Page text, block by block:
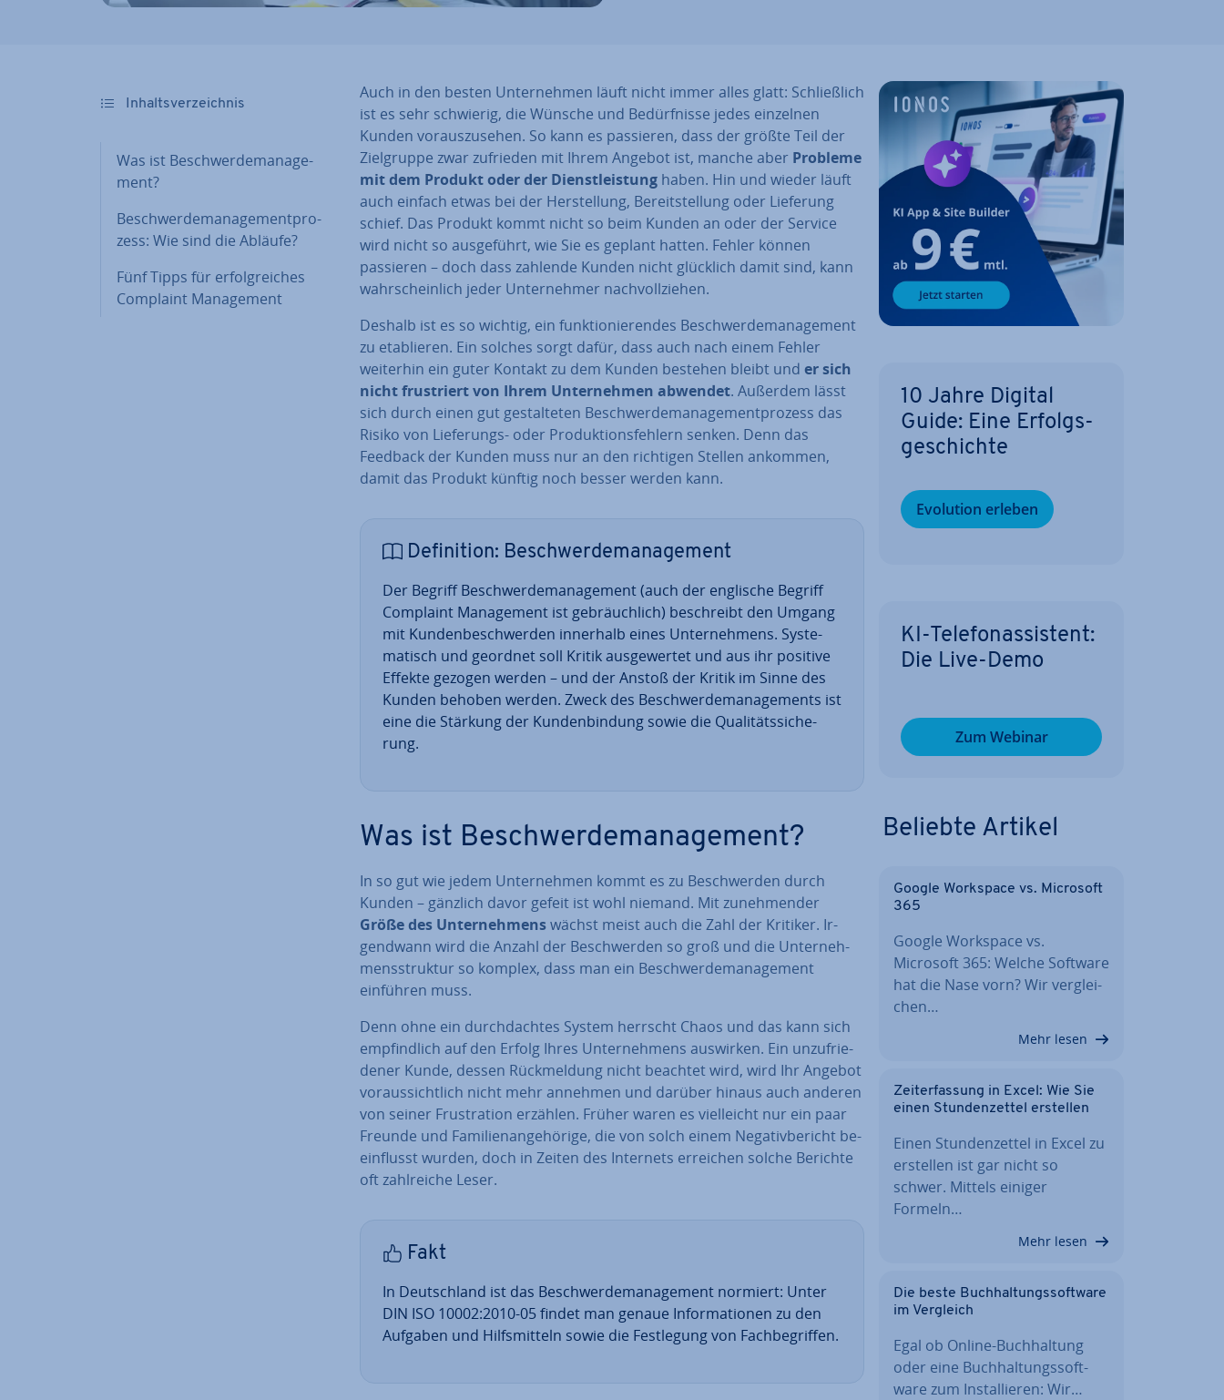
In­halts­ver­zeich­nis
Was ist Be­schwer­de­ma­nage­
ment?
Be­schwer­de­ma­nage­ment­pro­
zess: Wie sind die Abläufe?
Fünf Tipps für er­folg­rei­ches
Complaint Ma­nage­ment
Auch in den besten Un­ter­neh­men läuft nicht immer alles glatt: Schließ­lich
ist es sehr schwierig, die Wünsche und Be­dürf­nis­se jedes einzelnen
Kunden vor­aus­zu­se­hen. So kann es passieren, dass der größte Teil der
Ziel­grup­pe zwar zufrieden mit Ihrem Angebot ist, manche aber Probleme
mit dem Produkt oder der Dienst­leis­tung haben. Hin und wieder läuft
auch einfach etwas bei der Her­stel­lung, Be­reit­stel­lung oder Lieferung
schief. Das Produkt kommt nicht so beim Kunden an oder der Service
wird nicht so aus­ge­führt, wie Sie es geplant hatten. Fehler können
passieren – doch dass zahlende Kunden nicht glücklich damit sind, kann
wahr­schein­lich jeder Un­ter­neh­mer nach­voll­zie­hen.
Deshalb ist es so wichtig, ein funk­tio­nie­ren­des Be­schwer­de­ma­nage­ment
zu eta­blie­ren. Ein solches sorgt dafür, dass auch nach einem Fehler
weiterhin ein guter Kontakt zu dem Kunden bestehen bleibt und er sich
nicht frus­triert von Ihrem Un­ter­neh­men abwendet. Außerdem lässt
sich durch einen gut ge­stal­te­ten Be­schwer­de­ma­nage­ment­pro­zess das
Risiko von Lie­fe­rungs- oder Pro­duk­ti­ons­feh­lern senken. Denn das
Feedback der Kunden muss nur an den richtigen Stellen ankommen,
damit das Produkt künftig noch besser werden kann.
De­fi­ni­ti­on: Be­schwer­de­ma­nage­ment
Der Begriff Be­schwer­de­ma­nage­ment (auch der englische Begriff
Complaint Ma­nage­ment ist ge­bräuch­lich) be­schreibt den Umgang
mit Kun­den­be­schwer­den innerhalb eines Un­ter­neh­mens. Sys­te­
ma­tisch und geordnet soll Kritik aus­ge­wer­tet und aus ihr positive
Effekte gezogen werden – und der Anstoß der Kritik im Sinne des
Kunden behoben werden. Zweck des Be­schwer­de­ma­nage­ments ist
eine die Stärkung der Kun­den­bin­dung sowie die Qua­li­täts­si­che­
rung.
Was ist Be­schwer­de­ma­nage­ment?
In so gut wie jedem Un­ter­neh­men kommt es zu Be­schwer­den durch
Kunden – gänzlich davor gefeit ist wohl niemand. Mit zu­neh­men­der
Größe des Un­ter­neh­menswächst meist auch die Zahl der Kritiker. Ir­
gend­wann wird die Anzahl der Be­schwer­den so groß und die Un­ter­neh­
mens­struk­tur so komplex, dass man ein Be­schwer­de­ma­nage­ment
einführen muss.
Denn ohne ein durch­dach­tes System herrscht Chaos und das kann sich
emp­find­lich auf den Erfolg Ihres Un­ter­neh­mens auswirken. Ein un­zu­frie­
de­ner Kunde, dessen Rück­mel­dung nicht beachtet wird, wird Ihr Angebot
vor­aus­sicht­lich nicht mehr annehmen und darüber hinaus auch anderen
von seiner Frus­tra­ti­on erzählen. Früher waren es viel­leicht nur ein paar
Freunde und Fa­mi­li­en­an­ge­hö­ri­ge, die von solch einem Ne­ga­tiv­be­richt be­
ein­flusst wurden, doch in Zeiten des Internets erreichen solche Berichte
oft zahl­rei­che Leser.
Fakt
In Deutsch­land ist das Be­schwer­de­ma­nage­ment normiert: Unter
DIN ISO 10002:2010-05 findet man genaue In­for­ma­tio­nen zu den
Aufgaben und Hilfs­mit­teln sowie die Fest­le­gung von Fach­be­grif­fen.
10 Jahre Digital
Guide: Eine Er­folgs­
ge­schich­te
Evolution erleben
KI-Te­le­fon­as­sis­tent:
Die Live-Demo
Zum Webinar
Beliebte Artikel
Google Workspace vs. Microsoft
365
Google Workspace vs.
Microsoft 365: Welche Software
hat die Nase vorn? Wir ver­glei­
chen…
Mehr lesen
Zeit­er­fas­sung in Excel: Wie Sie
einen Stun­den­zet­tel erstellen
Einen Stun­den­zet­tel in Excel zu
erstellen ist gar nicht so
schwer. Mittels einiger
Formeln…
Mehr lesen
Die beste Buch­hal­tungs­soft­ware
im Vergleich
Egal ob Online-Buch­hal­tung
oder eine Buch­hal­tungs­soft­
ware zum In­stal­lie­ren: Wir…